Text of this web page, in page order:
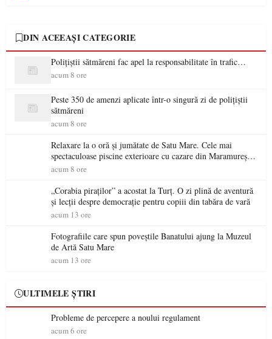
DIN ACEEAȘI CATEGORIE
Polițiștii sătmăreni fac apel la responsabilitate în trafic…
acum 8 ore
Peste 350 de amenzi aplicate într-o singură zi de polițiștii
sătmăreni
acum 8 ore
Relaxare la o oră și jumătate de Satu Mare. Cele mai
spectaculoase piscine exterioare cu cazare din Maramureș,
ideale pentru o escapadă de vară
acum 8 ore
„Corabia piraților” a acostat la Turț. O zi plină de aventură
și lecții despre democrație pentru copiii din tabăra de vară
acum 13 ore
Fotografiile care spun poveștile Banatului ajung la Muzeul
de Artă Satu Mare
acum 13 ore
ULTIMELE ȘTIRI
Probleme de percepere a noului regulament
acum 6 ore